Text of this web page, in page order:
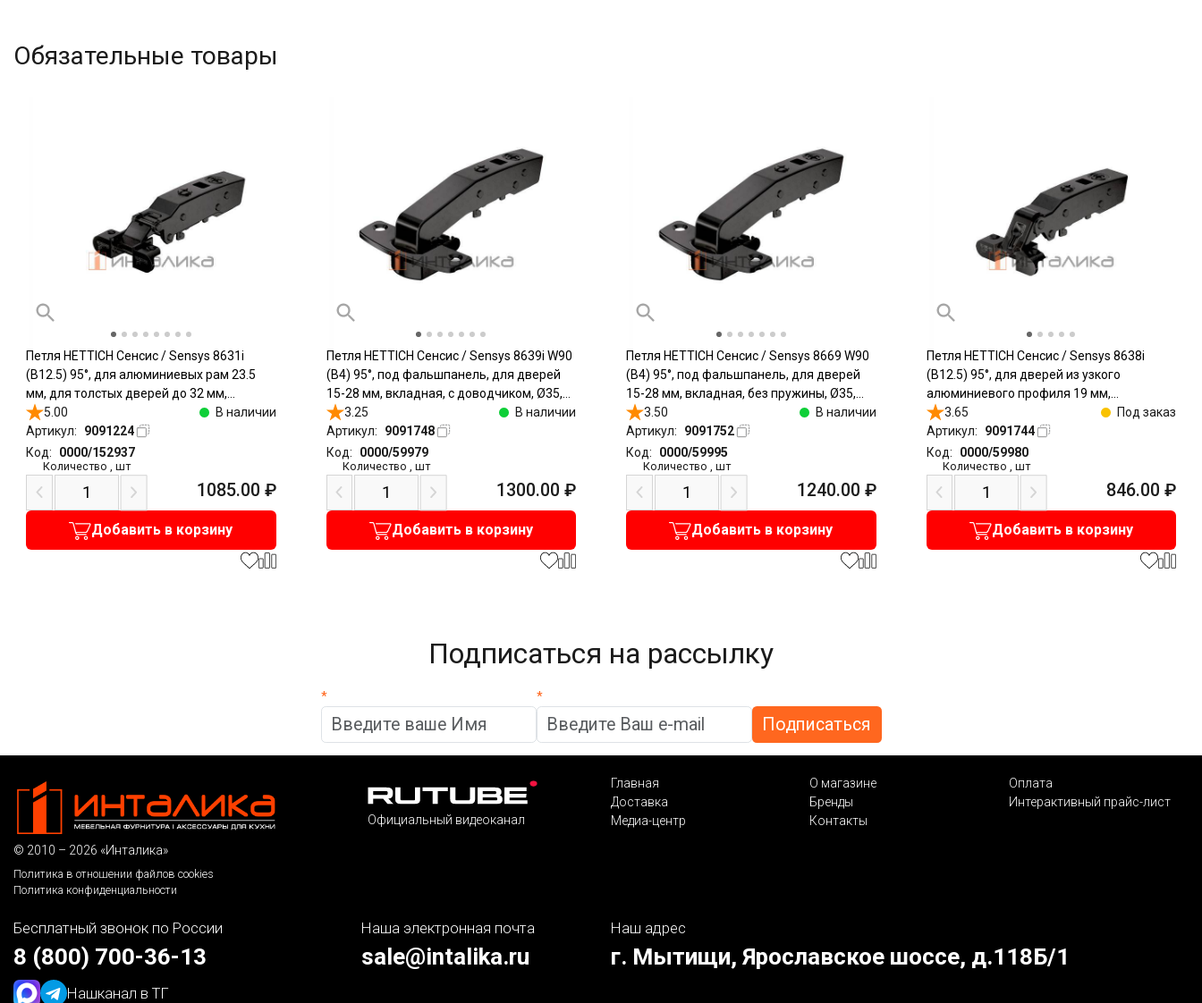
Обязательные товары
Петля HETTICH Сенсис / Sensys 8631i
(B12.5) 95°, для алюминиевых рам 23.5
мм, для толстых дверей до 32 мм,
накладная, с доводчиком, с пружиной,
черный обсидиан
5.00
В наличии
Артикул:
9091224
Код:
0000/152937
Количество шт
1085.00 ₽
Добавить в корзину
Петля HETTICH Сенсис / Sensys 8639i W90
(B4) 95°, под фальшпанель, для дверей
15-28 мм, вкладная, с доводчиком, Ø35,
под саморезы, черный обсидиан
3.25
В наличии
Артикул:
9091748
Код:
0000/59979
Количество ,шт
1300.00 ₽
Добавить в корзину
Петля HETTICH Сенсис / Sensys 8669 W90
(B4) 95°, под фальшпанель, для дверей
15-28 мм, вкладная, без пружины, Ø35,
под саморезы, черный обсидиан
3.50
В наличии
Артикул:
9091752
Код:
0000/59995
Количество шт
1240.00 ₽
Добавить в корзину
Петля HETTICH Сенсис / Sensys 8638i
(B12.5) 95°, для дверей из узкого
алюминиевого профиля 19 мм,
накладная, с доводчиком, под саморезы,
черный обсидиан
3.65
Под заказ
Артикул:
9091744
Код:
0000/59980
Количество ,шт
846.00 ₽
Добавить в корзину
Подписаться на рассылку
* *
© 2010 – 2026 «Инталика»
Политика в отношении файлов cookies
Политика конфиденциальности
Официальный видеоканал
Главная О магазине
Оплата
Доставка
Бренды
Интерактивный прайс-лист
Медиа-центр
Контакты
Бесплатный звонок по России
8 (800) 700-36-13
Нашканал в ТГ
Наша электронная почта
sale@intalika.ru
Наш адрес
г. Мытищи, Ярославское шоссе, д.118Б/1